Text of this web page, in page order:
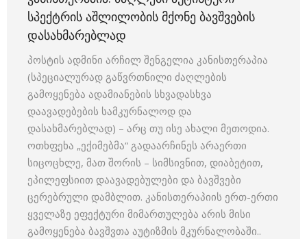
ᲡᲞᲔᲥᲢᲠᲘᲡ ᲐᲨᲚᲘᲚᲝᲑᲘᲡ ᲛᲥᲝᲜᲔ ᲑᲐᲕᲨᲕᲔᲑᲘᲡ
ᲓᲐᲡᲐᲮᲛᲐᲠᲔᲑᲚᲐᲓ
პოსტის ადმინი არჩილ შენგელია კანისთერაპია
(სპეციალურად გაწვრთნილი ძაღლების
გამოყენება ადამიანების სხვადასხვა
დაავადებების სამკურნალოდ და
დასახმარებლად) – არც თუ ისე ახალი მეთოდია.
ოთხფეხა „ექიმებმა“ გადაარჩინეს არაერთი
სიცოცხლე, მათ შორის – სიმსივნით, დიაბეტით,
ეპილეფსიით დაავადებულები და ბავშვები
ცერებრული დამბლით. კანისთერაპიის ერთ-ერთი
ყველაზე ეფექტური მიმართულება არის მისი
გამოყენება ბავშვთა აუტიზმის მკურნალობაში..